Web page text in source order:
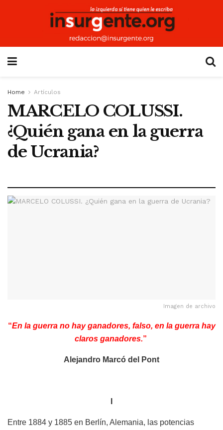
Home Artículos
MARCELO COLUSSI.
¿Quién gana en la guerra
de Ucrania?
Imagen de archivo
“En la guerra no hay ganadores, falso, en la guerra hay
claros ganadores.”
Alejandro Marcó del Pont
Entre 1884 y 1885 en Berlín, Alemania, las potencias